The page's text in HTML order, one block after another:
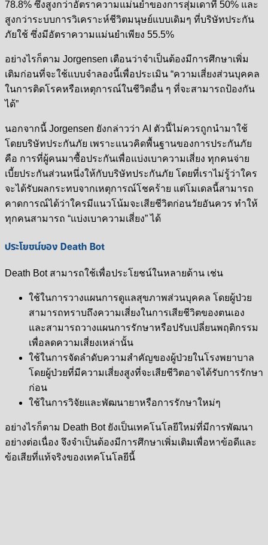
78.8% ซึ่งสูงกว่าอัตราความแม่นยำของการสุ่มเดาที่ 50% และ
สูงกว่าระบบการวิเคราะห์ชีวิตมนุษย์แบบเดิมๆ ที่บริษัทประกัน
ภัยใช้ ซึ่งมีอัตราความแม่นยำเพียง 55.5%
อย่างไรก็ตาม Jorgensen เตือนว่าจำเป็นต้องมีการศึกษาเพิ่ม
เติมก่อนที่จะใช้แบบจำลองนี้เพื่อประเมิน “ความเสี่ยงส่วนบุคคล
ในการติดโรคหรือเหตุการณ์ในชีวิตอื่น ๆ ที่จะสามารถป้องกัน
ได้”
นอกจากนี้ Jorgensen ยังกล่าวว่า AI ตัวนี้ไม่ควรถูกนำมาใช้
โดยบริษัทประกันภัย เพราะแนวคิดพื้นฐานของการประกันภัย
คือ การที่ผู้คนมาซื้อประกันเพื่อแบ่งเบาความเสี่ยง ทุกคนจ่าย
เบี้ยประกันส่วนหนึ่งให้กับบริษัทประกันภัย โดยที่เราไม่รู้ว่าใคร
จะได้รับผลกระทบจากเหตุการณ์โชคร้าย แต่โมเดลนี้สามารถ
คาดการณ์ได้ว่าใครมีแนวโน้มจะเสียชีวิตก่อนวัยอันควร ทำให้
ทุกคนสามารถ “แบ่งเบาความเสี่ยง” ได้
ประโยชน์ของ Death Bot
Death Bot สามารถใช้เพื่อประโยชน์ในหลายด้าน เช่น
ใช้ในการวางแผนการดูแลสุขภาพส่วนบุคคล โดยผู้ป่วย
สามารถทราบถึงความเสี่ยงในการเสียชีวิตของตนเอง
และสามารถวางแผนการรักษาหรือปรับเปลี่ยนพฤติกรรม
เพื่อลดความเสี่ยงเหล่านั้น
ใช้ในการจัดลำดับความสำคัญของผู้ป่วยในโรงพยาบาล
โดยผู้ป่วยที่มีความเสี่ยงสูงที่จะเสียชีวิตอาจได้รับการรักษา
ก่อน
ใช้ในการวิจัยและพัฒนายาหรือการรักษาใหม่ๆ
อย่างไรก็ตาม Death Bot ยังเป็นเทคโนโลยีใหม่ที่มีการพัฒนา
อย่างต่อเนื่อง จึงจำเป็นต้องมีการศึกษาเพิ่มเติมเพื่อหาข้อดีและ
ข้อเสียที่แท้จริงของเทคโนโลยีนี้